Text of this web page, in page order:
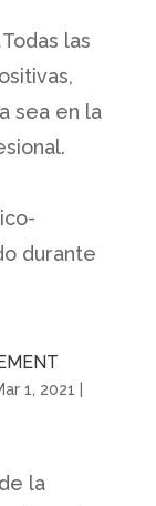
las
sea en la
durante
1, 2021
la